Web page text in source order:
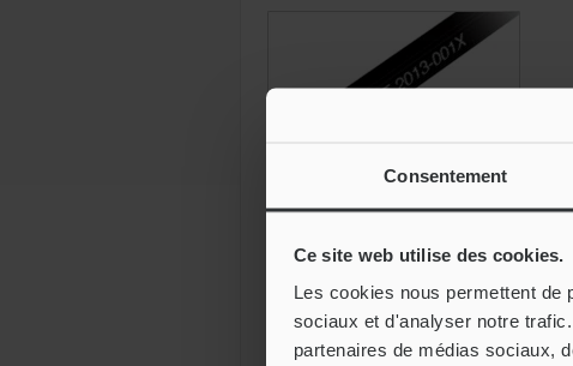
Consentement
Ce site web utilise des cookies.
Les cookies nous permettent de
sociaux et d'analyser notre
partenaires de médias sociaux,
Tube de caoutchouc